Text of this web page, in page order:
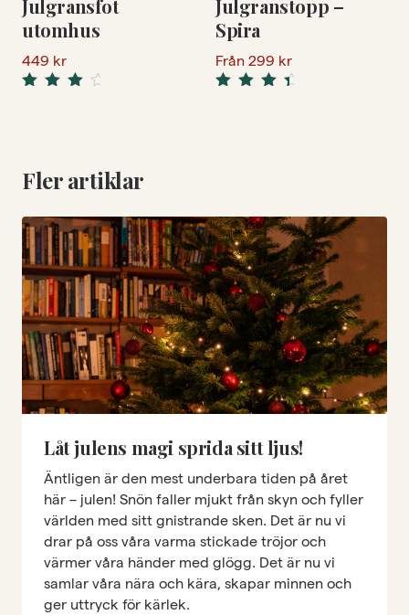
Julgransfot
utomhus
449 kr
Julgranstopp –
Spira
Från 299 kr
Fler artiklar
Låt julens magi sprida sitt ljus!
Äntligen är den mest underbara tiden på året
här – julen! Snön faller mjukt från skyn och fyller
världen med sitt gnistrande sken. Det är nu vi
drar på oss våra varma stickade tröjor och
värmer våra händer med glögg. Det är nu vi
samlar våra nära och kära, skapar minnen och
ger uttryck för kärlek.